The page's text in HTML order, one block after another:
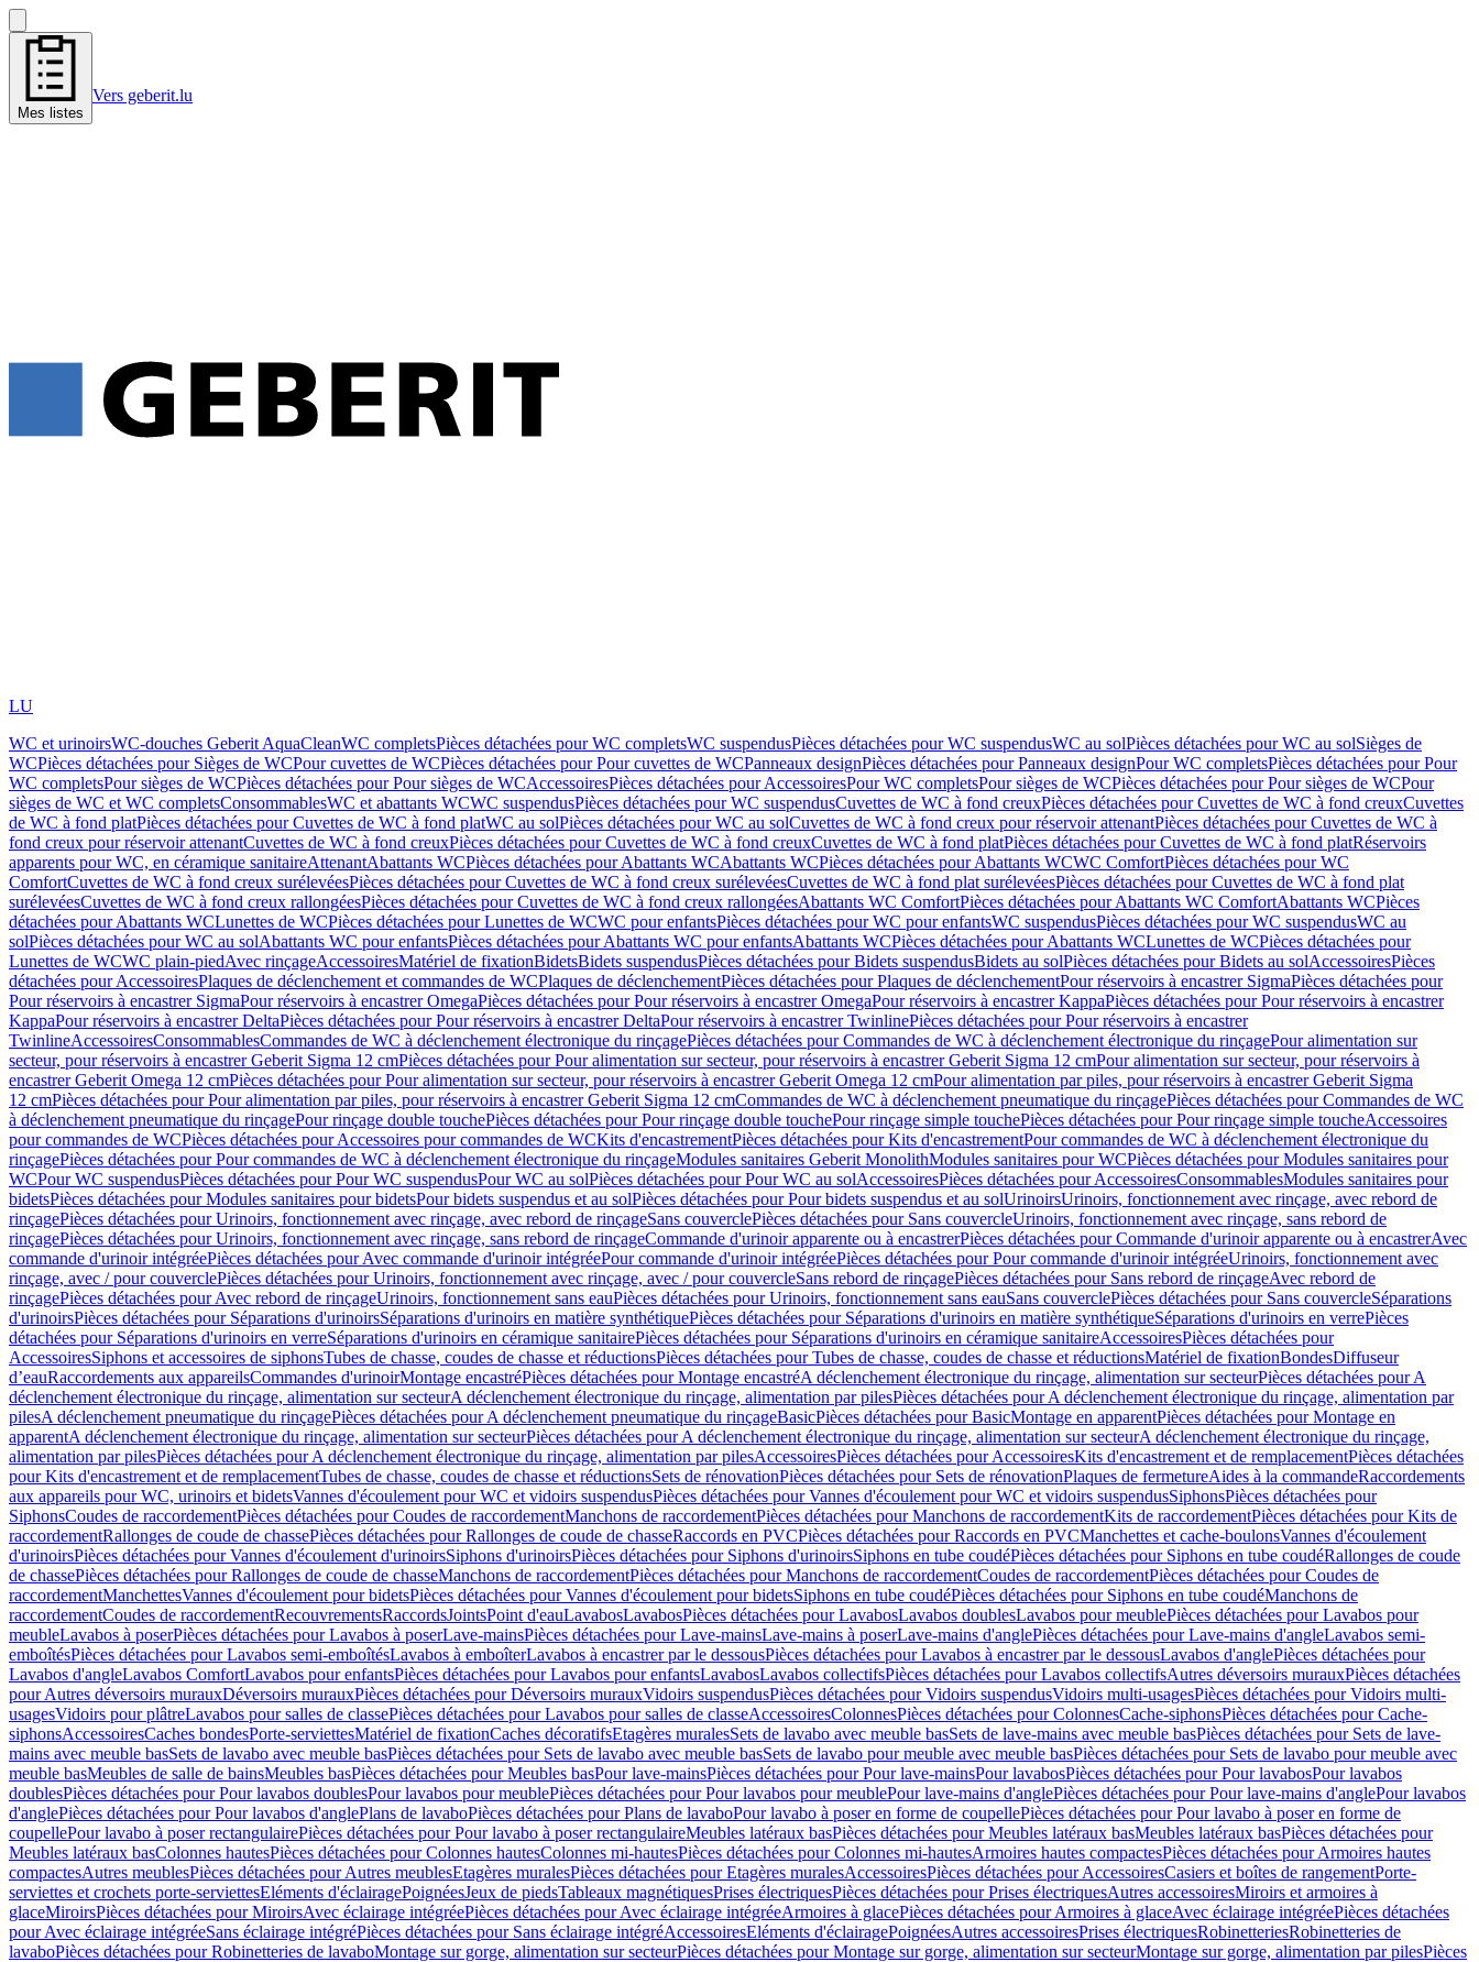
Mes listes
Vers geberit.lu
LU
WC et urinoirsWC-douches Geberit AquaCleanWC completsPièces détachées pour WC completsWC suspendusPièces détachées pour WC suspendusWC au solPièces détachées pour WC au solSièges de
WCPièces détachées pour Sièges de WCPour cuvettes de WCPièces détachées pour Pour cuvettes de WCPanneaux designPièces détachées pour Panneaux designPour WC completsPièces détachées pour Pour
WC completsPour sièges de WCPièces détachées pour Pour sièges de WCAccessoiresPièces détachées pour AccessoiresPour WC completsPour sièges de WCPièces détachées pour Pour sièges de WCPour
sièges de WC et WC completsConsommablesWC et abattants WCWC suspendusPièces détachées pour WC suspendusCuvettes de WC à fond creuxPièces détachées pour Cuvettes de WC à fond creuxCuvettes
de WC à fond platPièces détachées pour Cuvettes de WC à fond platWC au solPièces détachées pour WC au solCuvettes de WC à fond creux pour réservoir attenantPièces détachées pour Cuvettes de WC à
fond creux pour réservoir attenantCuvettes de WC à fond creuxPièces détachées pour Cuvettes de WC à fond creuxCuvettes de WC à fond platPièces détachées pour Cuvettes de WC à fond platRéservoirs
apparents pour WC, en céramique sanitaireAttenantAbattants WCPièces détachées pour Abattants WCAbattants WCPièces détachées pour Abattants WCWC ComfortPièces détachées pour WC
ComfortCuvettes de WC à fond creux surélevéesPièces détachées pour Cuvettes de WC à fond creux surélevéesCuvettes de WC à fond plat surélevéesPièces détachées pour Cuvettes de WC à fond plat
surélevéesCuvettes de WC à fond creux rallongéesPièces détachées pour Cuvettes de WC à fond creux rallongéesAbattants WC ComfortPièces détachées pour Abattants WC ComfortAbattants WCPièces
détachées pour Abattants WCLunettes de WCPièces détachées pour Lunettes de WCWC pour enfantsPièces détachées pour WC pour enfantsWC suspendusPièces détachées pour WC suspendusWC au
solPièces détachées pour WC au solAbattants WC pour enfantsPièces détachées pour Abattants WC pour enfantsAbattants WCPièces détachées pour Abattants WCLunettes de WCPièces détachées pour
Lunettes de WCWC plain-piedAvec rinçageAccessoiresMatériel de fixationBidetsBidets suspendusPièces détachées pour Bidets suspendusBidets au solPièces détachées pour Bidets au solAccessoiresPièces
détachées pour AccessoiresPlaques de déclenchement et commandes de WCPlaques de déclenchementPièces détachées pour Plaques de déclenchementPour réservoirs à encastrer SigmaPièces détachées pour
Pour réservoirs à encastrer SigmaPour réservoirs à encastrer OmegaPièces détachées pour Pour réservoirs à encastrer OmegaPour réservoirs à encastrer KappaPièces détachées pour Pour réservoirs à encastrer
KappaPour réservoirs à encastrer DeltaPièces détachées pour Pour réservoirs à encastrer DeltaPour réservoirs à encastrer TwinlinePièces détachées pour Pour réservoirs à encastrer
TwinlineAccessoiresConsommablesCommandes de WC à déclenchement électronique du rinçagePièces détachées pour Commandes de WC à déclenchement électronique du rinçagePour alimentation sur
secteur, pour réservoirs à encastrer Geberit Sigma 12 cmPièces détachées pour Pour alimentation sur secteur, pour réservoirs à encastrer Geberit Sigma 12 cmPour alimentation sur secteur, pour réservoirs à
encastrer Geberit Omega 12 cmPièces détachées pour Pour alimentation sur secteur, pour réservoirs à encastrer Geberit Omega 12 cmPour alimentation par piles, pour réservoirs à encastrer Geberit Sigma
12 cmPièces détachées pour Pour alimentation par piles, pour réservoirs à encastrer Geberit Sigma 12 cmCommandes de WC à déclenchement pneumatique du rinçagePièces détachées pour Commandes de WC
à déclenchement pneumatique du rinçagePour rinçage double touchePièces détachées pour Pour rinçage double touchePour rinçage simple touchePièces détachées pour Pour rinçage simple toucheAccessoires
pour commandes de WCPièces détachées pour Accessoires pour commandes de WCKits d'encastrementPièces détachées pour Kits d'encastrementPour commandes de WC à déclenchement électronique du
rinçagePièces détachées pour Pour commandes de WC à déclenchement électronique du rinçageModules sanitaires Geberit MonolithModules sanitaires pour WCPièces détachées pour Modules sanitaires pour
WCPour WC suspendusPièces détachées pour Pour WC suspendusPour WC au solPièces détachées pour Pour WC au solAccessoiresPièces détachées pour AccessoiresConsommablesModules sanitaires pour
bidetsPièces détachées pour Modules sanitaires pour bidetsPour bidets suspendus et au solPièces détachées pour Pour bidets suspendus et au solUrinoirsUrinoirs, fonctionnement avec rinçage, avec rebord de
rinçagePièces détachées pour Urinoirs, fonctionnement avec rinçage, avec rebord de rinçageSans couverclePièces détachées pour Sans couvercleUrinoirs, fonctionnement avec rinçage, sans rebord de
rinçagePièces détachées pour Urinoirs, fonctionnement avec rinçage, sans rebord de rinçageCommande d'urinoir apparente ou à encastrerPièces détachées pour Commande d'urinoir apparente ou à encastrerAvec
commande d'urinoir intégréePièces détachées pour Avec commande d'urinoir intégréePour commande d'urinoir intégréePièces détachées pour Pour commande d'urinoir intégréeUrinoirs, fonctionnement avec
rinçage, avec / pour couverclePièces détachées pour Urinoirs, fonctionnement avec rinçage, avec / pour couvercleSans rebord de rinçagePièces détachées pour Sans rebord de rinçageAvec rebord de
rinçagePièces détachées pour Avec rebord de rinçageUrinoirs, fonctionnement sans eauPièces détachées pour Urinoirs, fonctionnement sans eauSans couverclePièces détachées pour Sans couvercleSéparations
d'urinoirsPièces détachées pour Séparations d'urinoirsSéparations d'urinoirs en matière synthétiquePièces détachées pour Séparations d'urinoirs en matière synthétiqueSéparations d'urinoirs en verrePièces
détachées pour Séparations d'urinoirs en verreSéparations d'urinoirs en céramique sanitairePièces détachées pour Séparations d'urinoirs en céramique sanitaireAccessoiresPièces détachées pour
AccessoiresSiphons et accessoires de siphonsTubes de chasse, coudes de chasse et réductionsPièces détachées pour Tubes de chasse, coudes de chasse et réductionsMatériel de fixationBondesDiffuseur
d’eauRaccordements aux appareilsCommandes d'urinoirMontage encastréPièces détachées pour Montage encastréA déclenchement électronique du rinçage, alimentation sur secteurPièces détachées pour A
déclenchement électronique du rinçage, alimentation sur secteurA déclenchement électronique du rinçage, alimentation par pilesPièces détachées pour A déclenchement électronique du rinçage, alimentation par
pilesA déclenchement pneumatique du rinçagePièces détachées pour A déclenchement pneumatique du rinçageBasicPièces détachées pour BasicMontage en apparentPièces détachées pour Montage en
apparentA déclenchement électronique du rinçage, alimentation sur secteurPièces détachées pour A déclenchement électronique du rinçage, alimentation sur secteurA déclenchement électronique du rinçage,
alimentation par pilesPièces détachées pour A déclenchement électronique du rinçage, alimentation par pilesAccessoiresPièces détachées pour AccessoiresKits d'encastrement et de remplacementPièces détachées
pour Kits d'encastrement et de remplacementTubes de chasse, coudes de chasse et réductionsSets de rénovationPièces détachées pour Sets de rénovationPlaques de fermetureAides à la commandeRaccordements
aux appareils pour WC, urinoirs et bidetsVannes d'écoulement pour WC et vidoirs suspendusPièces détachées pour Vannes d'écoulement pour WC et vidoirs suspendusSiphonsPièces détachées pour
SiphonsCoudes de raccordementPièces détachées pour Coudes de raccordementManchons de raccordementPièces détachées pour Manchons de raccordementKits de raccordementPièces détachées pour Kits de
raccordementRallonges de coude de chassePièces détachées pour Rallonges de coude de chasseRaccords en PVCPièces détachées pour Raccords en PVCManchettes et cache-boulonsVannes d'écoulement
d'urinoirsPièces détachées pour Vannes d'écoulement d'urinoirsSiphons d'urinoirsPièces détachées pour Siphons d'urinoirsSiphons en tube coudéPièces détachées pour Siphons en tube coudéRallonges de coude
de chassePièces détachées pour Rallonges de coude de chasseManchons de raccordementPièces détachées pour Manchons de raccordementCoudes de raccordementPièces détachées pour Coudes de
raccordementManchettesVannes d'écoulement pour bidetsPièces détachées pour Vannes d'écoulement pour bidetsSiphons en tube coudéPièces détachées pour Siphons en tube coudéManchons de
raccordementCoudes de raccordementRecouvrementsRaccordsJointsPoint d'eauLavabosLavabosPièces détachées pour LavabosLavabos doublesLavabos pour meublePièces détachées pour Lavabos pour
meubleLavabos à poserPièces détachées pour Lavabos à poserLave-mainsPièces détachées pour Lave-mainsLave-mains à poserLave-mains d'anglePièces détachées pour Lave-mains d'angleLavabos semi-
emboîtésPièces détachées pour Lavabos semi-emboîtésLavabos à emboîterLavabos à encastrer par le dessousPièces détachées pour Lavabos à encastrer par le dessousLavabos d'anglePièces détachées pour
Lavabos d'angleLavabos ComfortLavabos pour enfantsPièces détachées pour Lavabos pour enfantsLavabosLavabos collectifsPièces détachées pour Lavabos collectifsAutres déversoirs murauxPièces détachées
pour Autres déversoirs murauxDéversoirs murauxPièces détachées pour Déversoirs murauxVidoirs suspendusPièces détachées pour Vidoirs suspendusVidoirs multi-usagesPièces détachées pour Vidoirs multi-
usagesVidoirs pour plâtreLavabos pour salles de classePièces détachées pour Lavabos pour salles de classeAccessoiresColonnesPièces détachées pour ColonnesCache-siphonsPièces détachées pour Cache-
siphonsAccessoiresCaches bondesPorte-serviettesMatériel de fixationCaches décoratifsEtagères muralesSets de lavabo avec meuble basSets de lave-mains avec meuble basPièces détachées pour Sets de lave-
mains avec meuble basSets de lavabo avec meuble basPièces détachées pour Sets de lavabo avec meuble basSets de lavabo pour meuble avec meuble basPièces détachées pour Sets de lavabo pour meuble avec
meuble basMeubles de salle de bainsMeubles basPièces détachées pour Meubles basPour lave-mainsPièces détachées pour Pour lave-mainsPour lavabosPièces détachées pour Pour lavabosPour lavabos
doublesPièces détachées pour Pour lavabos doublesPour lavabos pour meublePièces détachées pour Pour lavabos pour meublePour lave-mains d'anglePièces détachées pour Pour lave-mains d'anglePour lavabos
d'anglePièces détachées pour Pour lavabos d'anglePlans de lavaboPièces détachées pour Plans de lavaboPour lavabo à poser en forme de coupellePièces détachées pour Pour lavabo à poser en forme de
coupellePour lavabo à poser rectangulairePièces détachées pour Pour lavabo à poser rectangulaireMeubles latéraux basPièces détachées pour Meubles latéraux basMeubles latéraux basPièces détachées pour
Meubles latéraux basColonnes hautesPièces détachées pour Colonnes hautesColonnes mi-hautesPièces détachées pour Colonnes mi-hautesArmoires hautes compactesPièces détachées pour Armoires hautes
compactesAutres meublesPièces détachées pour Autres meublesEtagères muralesPièces détachées pour Etagères muralesAccessoiresPièces détachées pour AccessoiresCasiers et boîtes de rangementPorte-
serviettes et crochets porte-serviettesEléments d'éclairagePoignéesJeux de piedsTableaux magnétiquesPrises électriquesPièces détachées pour Prises électriquesAutres accessoiresMiroirs et armoires à
glaceMiroirsPièces détachées pour MiroirsAvec éclairage intégréePièces détachées pour Avec éclairage intégréeArmoires à glacePièces détachées pour Armoires à glaceAvec éclairage intégréePièces détachées
pour Avec éclairage intégréeSans éclairage intégréPièces détachées pour Sans éclairage intégréAccessoiresEléments d'éclairagePoignéesAutres accessoiresPrises électriquesRobinetteriesRobinetteries de
lavaboPièces détachées pour Robinetteries de lavaboMontage sur gorge, alimentation sur secteurPièces détachées pour Montage sur gorge, alimentation sur secteurMontage sur gorge, alimentation par pilesPièces